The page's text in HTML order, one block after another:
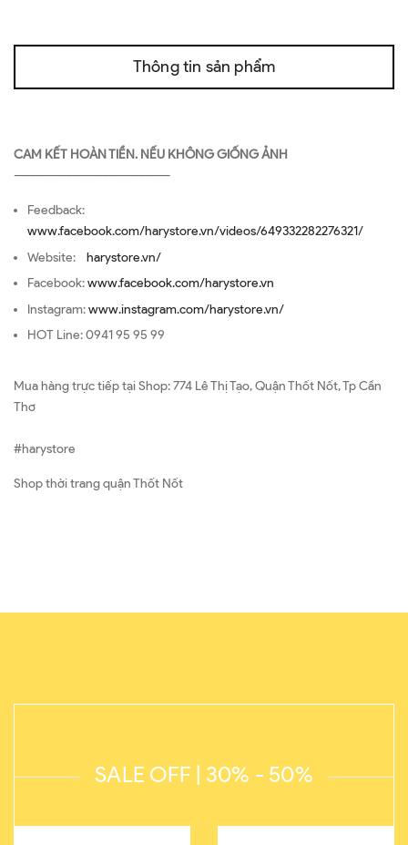
Thông tin sản phẩm
CAM KẾT HOÀN TIỀN. NẾU KHÔNG GIỐNG ẢNH
—————————————————
Feedback:
www.facebook.com/harystore.vn/videos/649332282276321/
Website: harystore.vn/
Facebook:www.facebook.com/harystore.vn
Instagram:www.instagram.com/harystore.vn/
HOT Line: 0941 95 95 99
Mua hàng trực tiếp tại Shop: 774 Lê Thị Tạo, Quận Thốt Nốt, Tp Cần
Thơ
#harystore
Shop thời trang quận Thốt Nốt
SALE OFF | 30% - 50%